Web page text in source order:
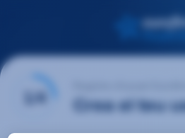
1/4 Crea el teu